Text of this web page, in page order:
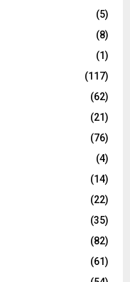
(5)
(8)
(1)
(117)
(62)
(21)
(76)
(4)
(14)
(22)
(35)
(82)
(61)